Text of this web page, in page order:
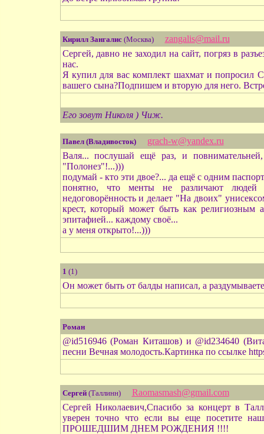
Кирилл Зангалис(Москва)
zangalis@mail.ru
Сергей, давно не заходил на сайт, погряз в
нас.
Я купил для вас комплект шахмат и попросил
вашего сына?Подпишем и вторую для него.
Его зовут Николя ) Чиж.
Павел (Владивосток)
grach-w@yandex.ru
Валя... послушай ещё раз, и
"Полонез"!...)))
подумай - кто эти двое?... да ещё с одним
понятно, что менты не различают людей
недоговорённость и делает "На двоих"
крест, который может быть как
эпитафией... каждому своё...
а у меня открыто!...)))
1 (1)
Он может быть от балды написал, а
Роман
@id516946 (Роман Киташов) и @id234640
песни Вечная молодость.Картинка по ссылке
Сергей(Таллинн)
Raomasmash@gmail.com
Сергей Николаевич,Спасибо за концерт в
уверен точно что если вы еще посетите
ПРОШЕДШИМ ДНЕМ РОЖДЕНИЯ !!!!